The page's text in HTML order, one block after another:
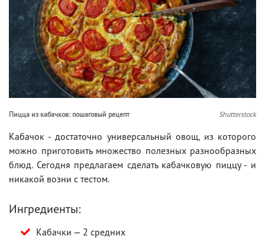
Пицца из кабачков: пошаговый рецепт Shutterstock
Кабачок - достаточно универсальный овощ, из которого
можно приготовить множество полезных разнообразных
блюд. Сегодня предлагаем сделать кабачковую пиццу - и
никакой возни с тестом.
Ингредиенты:
Кабачки — 2 средних